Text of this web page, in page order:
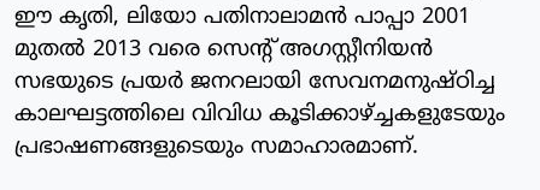
ഈ കൃതി, ലിയോ പതിനാലാമന്‍ പാപ്പാ 2001
മുതല്‍ 2013 വരെ സെന്റ് അഗസ്റ്റീനിയന്‍
സഭയുടെ പ്രയര്‍ ജനറലായി സേവനമനുഷ്ഠിച്ച
കാലഘട്ടത്തിലെ വിവിധ കൂടിക്കാഴ്ച്ചകളുടേയും
പ്രഭാഷണങ്ങളുടെയും സമാഹാരമാണ്.